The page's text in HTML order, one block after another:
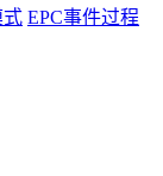
式 EPC事件过程